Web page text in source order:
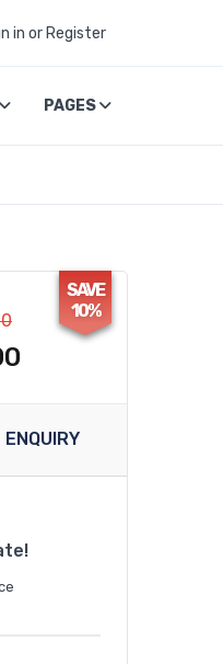
in or Register
PAGES
SAVE
10%
ENQUIRY